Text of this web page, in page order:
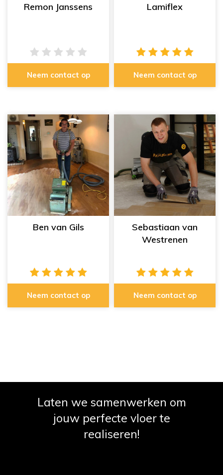
Remon Janssens
Neem contact op
Lamiflex
Neem contact op
Ben van Gils
Neem contact op
Sebastiaan van
Westrenen
Neem contact op
Laten we samenwerken om
jouw perfecte vloer te
realiseren!